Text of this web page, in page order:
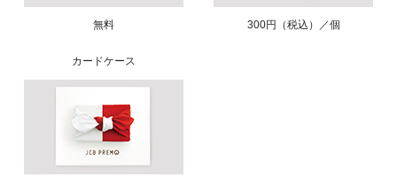
無料
カードケース
300円（税込）／個